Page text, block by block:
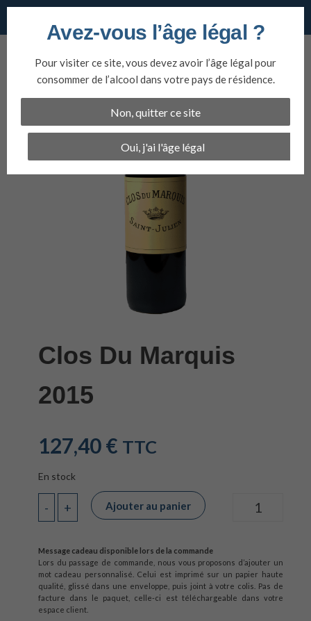
Clos Du Marquis
2015
127,40€ TTC
En stock
- Quantité
+ Ajouter au panier
Message cadeau disponible lors de la commande
Lors du passage de commande, nous vous proposons d’ajouter un
mot cadeau personnalisé. Celui est imprimé sur un papier haute
qualité, glissé dans une enveloppe, puis joint à votre colis. Pas de
facture dans le paquet, celle-ci est téléchargeable dans votre
espace client.
Avez-vous l’âge légal ?
Pour visiter ce site, vous devez avoir l’âge légal pour
consommer de l’alcool dans votre pays de résidence.
Non, quitter ce site
Oui, j'ai l'âge légal